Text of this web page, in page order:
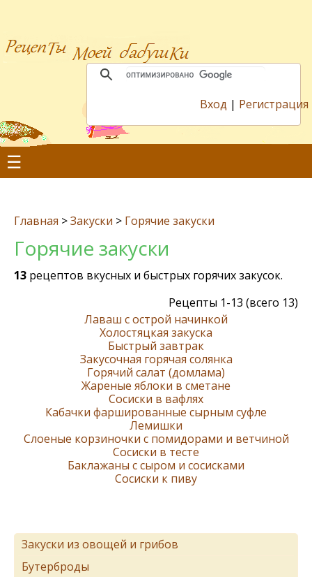
Вход | Регистрация
☰
Главная >Закуски > Горячие закуски
Горячие закуски
13 рецептов вкусных и быстрых горячих закусок.
Рецепты 1-13 (всего 13)
Лаваш с острой начинкой
Холостяцкая закуска
Быстрый завтрак
Закусочная горячая солянка
Горячий салат (домлама)
Жареные яблоки в сметане
Сосиски в вафлях
Кабачки фаршированные сырным суфле
Лемишки
Слоеные корзиночки с помидорами и ветчиной
Сосиски в тесте
Баклажаны с сыром и сосисками
Сосиски к пиву
Закуски из овощей и грибов
Бутерброды